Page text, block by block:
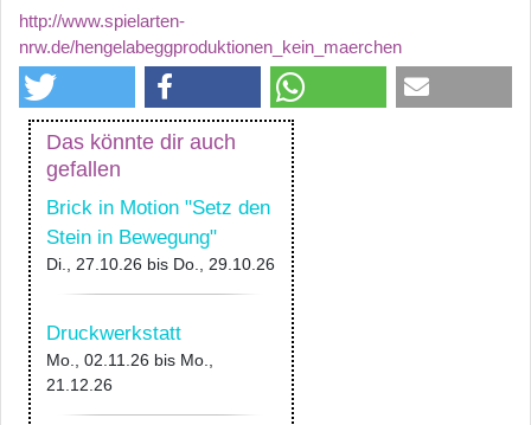
http://www.spielarten-
nrw.de/hengelabeggproduktionen_kein_maerchen
Das könnte dir auch
gefallen
Brick in Motion "Setz den
Stein in Bewegung"
Di., 27.10.26 bis Do., 29.10.26
Druckwerkstatt
Mo., 02.11.26 bis Mo.,
21.12.26